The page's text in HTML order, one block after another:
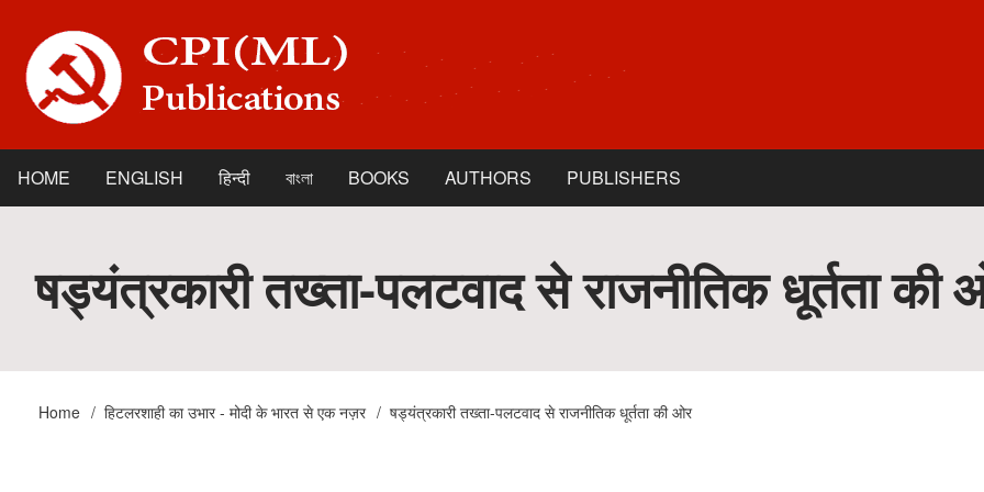
main
content
Main
navigation
HOME ENGLISH हिन्दी বাংলা BOOKS AUTHORS PUBLISHERS
षड्यंत्रकारी तख्ता-पलटवाद से राजनीतिक धूर्तता की
Breadcrumb
Home हिटलरशाही का उभार - मोदी के भारत से एक नज़र षड्यंत्रकारी तख्ता-पलटवाद से राजनीतिक धूर्तता की ओर